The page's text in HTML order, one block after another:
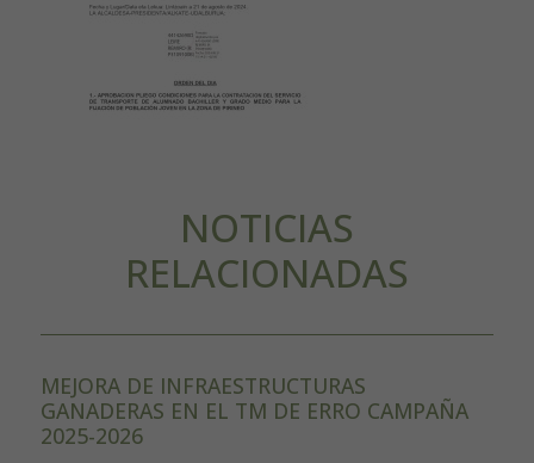
NOTICIAS
RELACIONADAS
MEJORA DE INFRAESTRUCTURAS
GANADERAS EN EL TM DE ERRO CAMPAÑA
2025-2026